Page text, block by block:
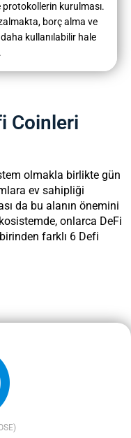
protokollerin kurulması.
borç alma ve
kullanılabilir hale
Coinleri
olmakla birlikte gün
ev sahipliği
da bu alanın önemini
onlarca DeFi
farklı 6 Defi